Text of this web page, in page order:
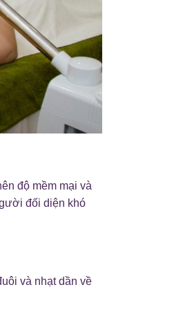
độ mềm mại và
đối diện khó
và nhạt dần về